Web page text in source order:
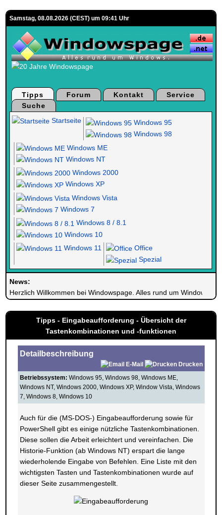
Samstag, 08.08.2026 (CEST) um 09:41 Uhr
Tipps Forum Kontakt
Service
Suche
Startseite
Windows 95
Windows 98
Windows ME
Windows NT
Windows 2000
Windows XP
Windows Vista
Windows 7
Windows 8 / 8.1
Windows 10
Windows 11
Office
Spezial
News:
Herzlich Willkommen bei Windowspage. Alles rund um Windows.
Tipps - Eingabeaufforderung - Übersicht der
Tastenkombinationen und -funktionen
Detailbeschreibung
E-Mail
Drucken
Betriebssystem: Windows 95, Windows 98, Windows ME,
Windows NT, Windows 2000, Windows XP, Window Vista, Windows
7, Windows 8, Windows 10
Auch für die (MS-DOS-) Eingabeaufforderung sowie für
PowerShell gibt es einige nützliche Tastenkombinationen.
Diese sollen die Arbeit erleichtert und vereinfachen. Die
Historie-Funktion (ab Windows NT) erspart die lange
wiederholende Eingabe von Befehlen. Eine Liste mit den
wichtigsten Tasten und Tastenkombinationen wurde auf
dieser Seite zusammengestellt.